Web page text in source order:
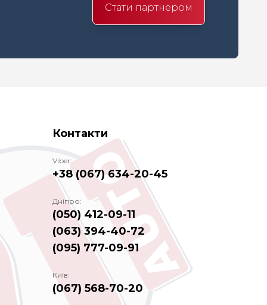
Стати партнером
Контакти
Viber:
+38 (067) 634-20-45
Дніпро:
(050) 412-09-11
(063) 394-40-72
(095) 777-09-91
Київ:
(067) 568-70-20